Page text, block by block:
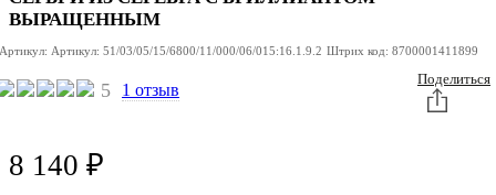
ВЫРАЩЕННЫМ
Артикул: Артикул: 51/03/05/15/6800/11/000/06/015:16.1.9.2 Штрих код: 8700001411899
5 1 отзыв
Поделиться
8 140 ₽